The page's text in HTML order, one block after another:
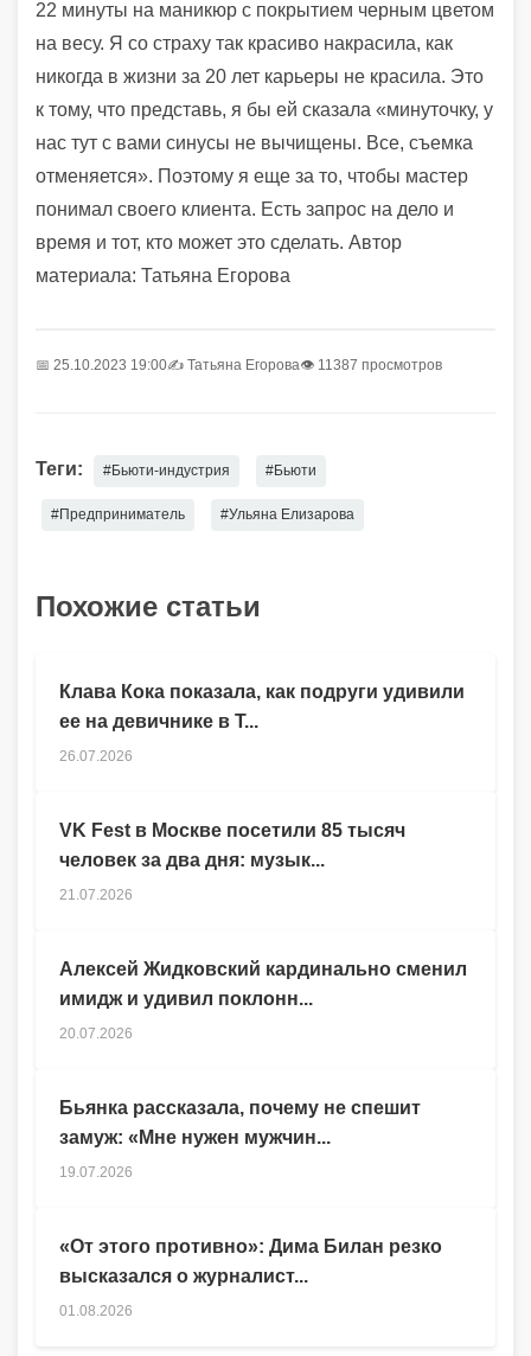
22 минуты на маникюр с покрытием черным цветом
на весу. Я со страху так красиво накрасила, как
никогда в жизни за 20 лет карьеры не красила. Это
к тому, что представь, я бы ей сказала «минуточку, у
нас тут с вами синусы не вычищены. Все, съемка
отменяется». Поэтому я еще за то, чтобы мастер
понимал своего клиента. Есть запрос на дело и
время и тот, кто может это сделать. Автор
материала: Татьяна Егорова
📅 25.10.2023 19:00✍️ Татьяна Егорова👁 11387 просмотров
Теги: #Бьюти-индустрия #Бьюти
#Предприниматель #Ульяна Елизарова
Похожие статьи
«От этого противно»: Дима Билан резко
высказался о журналист...
01.08.2026
Клава Кока показала, как подруги удивили
ее на девичнике в Т...
26.07.2026
VK Fest в Москве посетили 85 тысяч
человек за два дня: музык...
21.07.2026
Алексей Жидковский кардинально сменил
имидж и удивил поклонн...
20.07.2026
Бьянка рассказала, почему не спешит
замуж: «Мне нужен мужчин...
19.07.2026